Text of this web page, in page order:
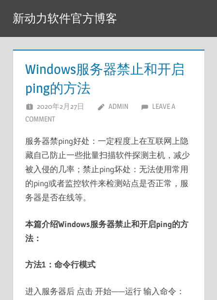
content
新动力软件官方博客
Windows服务器禁止和开启
ping的方法
2020年2月27日 ADMIN
LEAVE A
COMMENT
服务器禁ping好处：一定程度上在互联网上隐
藏自己防止一些批量扫描软件探测主机，减少
被入侵的几率；禁止ping坏处：无法使用常用
的ping或者监控软件来检测站点是否正常，服
务器是否在线等。
本篇介绍Windows服务器禁止和开启ping的方
法：
方法1：命令行模式
进入服务器后 点击 开始——运行 输入命令：